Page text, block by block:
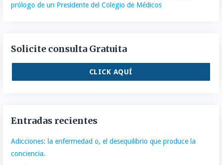
prólogo de un Presidente del Colegio de Médicos
Solicite consulta Gratuita
CLICK AQUÍ
Entradas recientes
Adicciones: la enfermedad o, el desequilibrio que produce la
conciencia.